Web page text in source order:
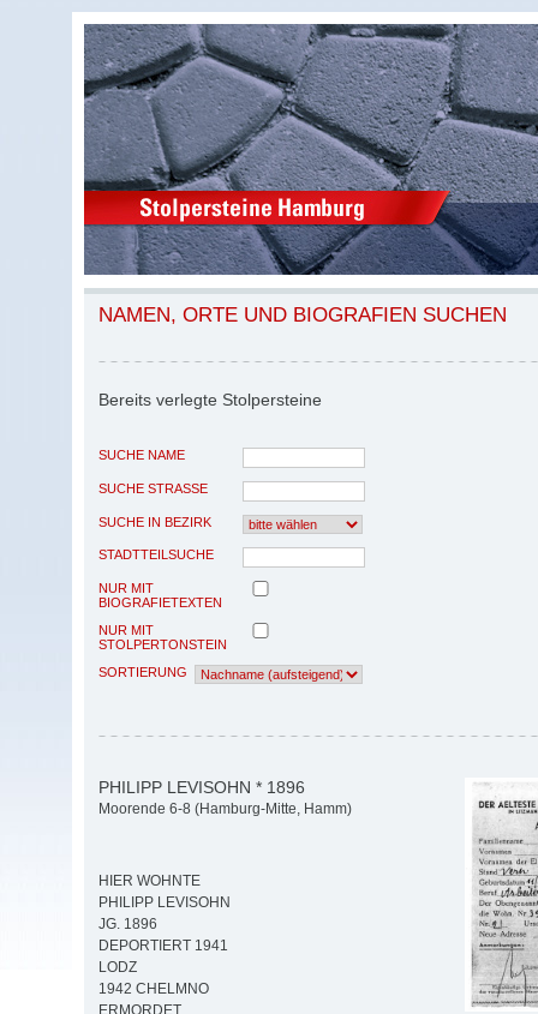
NAMEN, ORTE UND BIOGRAFIEN SUCHEN
Bereits verlegte Stolpersteine
SUCHE NAME
SUCHE STRASSE
SUCHE IN BEZIRK
STADTTEILSUCHE
NUR MIT
BIOGRAFIETEXTEN
NUR MIT
STOLPERTONSTEIN
SORTIERUNG
PHILIPP LEVISOHN * 1896
Moorende 6-8 (Hamburg-Mitte, Hamm)
HIER WOHNTE
PHILIPP LEVISOHN
JG. 1896
DEPORTIERT 1941
LODZ
1942 CHELMNO